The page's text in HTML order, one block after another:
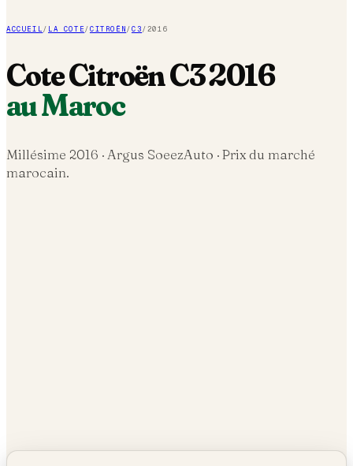
ACCUEIL/ LA COTE/CITROËN/C3/2016
CoteCitroënC32016
au Maroc
Millésime 2016 · Argus SoeezAuto · Prix du marché
marocain.